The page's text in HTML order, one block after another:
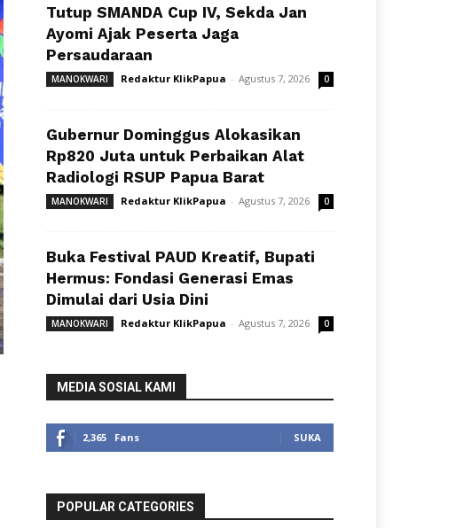
Tutup SMANDA Cup IV, Sekda Jan
Ayomi Ajak Peserta Jaga
Persaudaraan
MANOKWARI Redaktur KlikPapua - Agustus 7, 2026 0
Gubernur Dominggus Alokasikan
Rp820 Juta untuk Perbaikan Alat
Radiologi RSUP Papua Barat
MANOKWARI Redaktur KlikPapua - Agustus 7, 2026 0
Buka Festival PAUD Kreatif, Bupati
Hermus: Fondasi Generasi Emas
Dimulai dari Usia Dini
MANOKWARI Redaktur KlikPapua - Agustus 7, 2026 0
MEDIA SOSIAL KAMI
2,365 Fans SUKA
POPULAR CATEGORIES